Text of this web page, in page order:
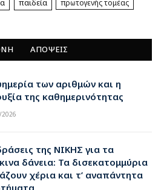
πρωτογενής τομέας
ΑΠΟΨΕΙΣ
των αριθμών και η
της καθημερινότητας
της ΝΙΚΗΣ για τα
δάνεια: Τα δισεκατομμύρια
χέρια και τ’ αναπάντητα